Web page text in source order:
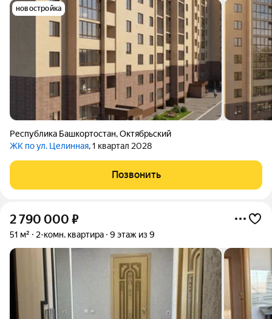
новостройка
Республика Башкортостан,Октябрьский
ЖК по ул. Целинная, 1 квартал 2028
Позвонить
2 790 000 ₽
51 м² 2-комн. квартира 9 этаж из 9